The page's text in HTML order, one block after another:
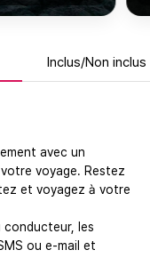
Inclus/Non inclus
avec un
voyage. Restez
et voyagez à votre
conducteur, les
ou e-mail et